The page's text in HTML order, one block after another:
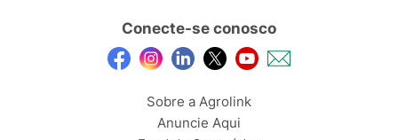
Conecte-se conosco
Sobre a Agrolink
Anuncie Aqui